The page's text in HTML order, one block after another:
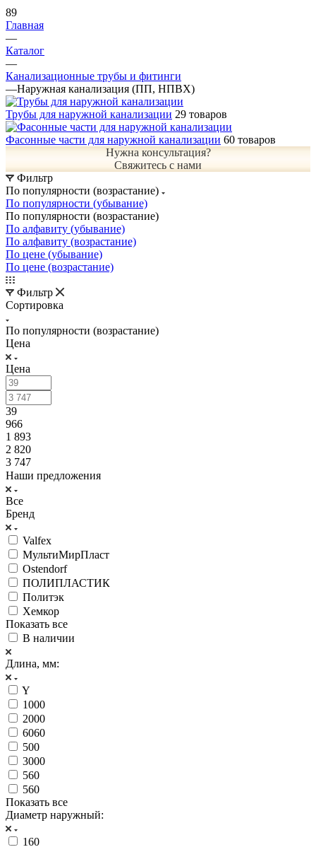
89
Главная
—
Каталог
—
Канализационные трубы и фитинги
—Наружная канализация (ПП, НПВХ)
Трубы для наружной канализации 29 товаров
Фасонные части для наружной канализации 60 товаров
Нужна консультация?
Свяжитесь с нами
Фильтр
По популярности (возрастание)
По популярности (убывание)
По популярности (возрастание)
По алфавиту (убывание)
По алфавиту (возрастание)
По цене (убывание)
По цене (возрастание)
Фильтр
Сортировка
По популярности (возрастание)
Цена
Цена
39
966
1 893
2 820
3 747
Наши предложения
Все
Бренд
Valfex
МультиМирПласт
Ostendorf
ПОЛИПЛАСТИК
Политэк
Хемкор
Показать все
В наличии
Длина, мм:
Y
1000
2000
6060
500
3000
560
560
Показать все
Диаметр наружный:
160